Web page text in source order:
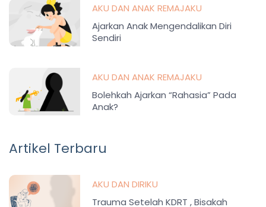
AKU DAN ANAK REMAJAKU
Ajarkan Anak Mengendalikan Diri
Sendiri
AKU DAN ANAK REMAJAKU
Bolehkah Ajarkan “Rahasia” Pada
Anak?
Artikel Terbaru
AKU DAN DIRIKU
Trauma Setelah KDRT , Bisakah